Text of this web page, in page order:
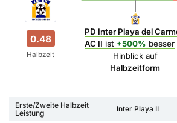
0.48
Halbzeit
PD Inter Playa del
AC II ist +500% besser
Hinblick auf
Halbzeitform
Erste/Zweite Halbzeit
Leistung
Inter Playa II